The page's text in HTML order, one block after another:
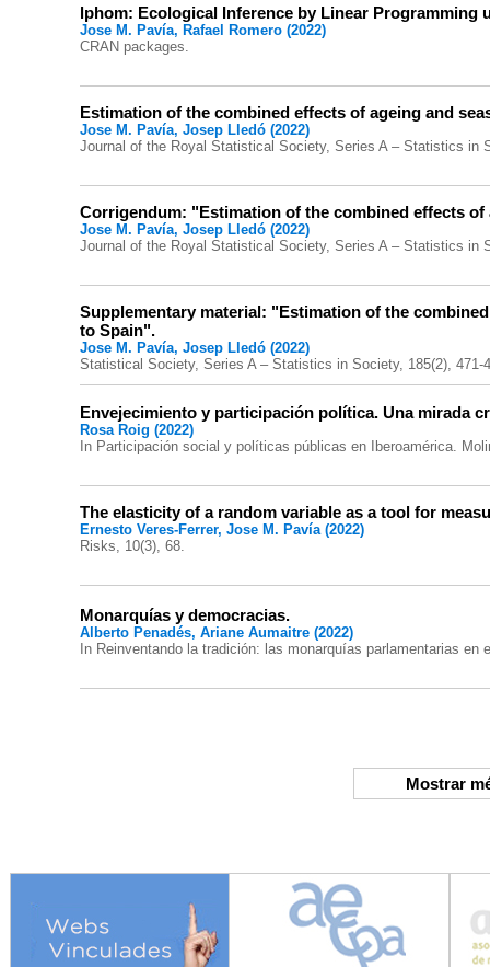
lphom: Ecological Inference by Linear Programming
Jose M. Pavía, Rafael Romero (2022)
CRAN packages.
Estimation of the combined effects of ageing and
Jose M. Pavía, Josep Lledó (2022)
Journal of the Royal Statistical Society, Series A – Statistics in
Corrigendum: "Estimation of the combined effects
Jose M. Pavía, Josep Lledó (2022)
Journal of the Royal Statistical Society, Series A – Statistics in
Supplementary material: "Estimation of the
to Spain".
Jose M. Pavía, Josep Lledó (2022)
Statistical Society, Series A – Statistics in Society, 185(2), 471-
Envejecimiento y participación política. Una mirada
Rosa Roig (2022)
In Participación social y políticas públicas en Iberoamérica.
The elasticity of a random variable as a tool for
Ernesto Veres-Ferrer, Jose M. Pavía (2022)
Risks, 10(3), 68.
Monarquías y democracias.
Alberto Penadés, Ariane Aumaitre (2022)
In Reinventando la tradición: las monarquías parlamentarias
Mostrar